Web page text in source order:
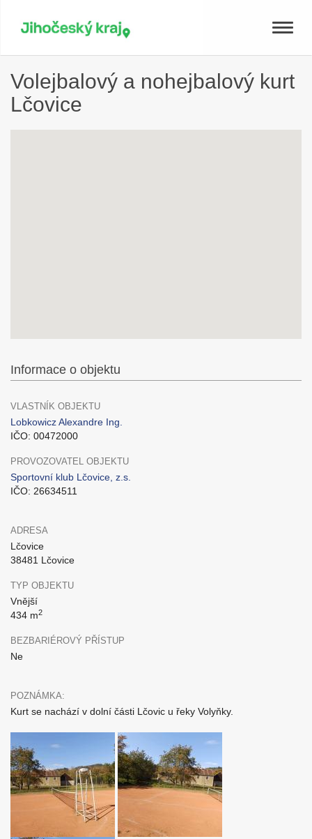
Toggle
Volejbalový a nohejbalový kurt
Lčovice
Informace o objektu
VLASTNÍK OBJEKTU
Lobkowicz Alexandre Ing.
IČO: 00472000
PROVOZOVATEL OBJEKTU
Sportovní klub Lčovice, z.s.
IČO: 26634511
ADRESA
Lčovice
38481 Lčovice
TYP OBJEKTU
Vnější
434 m2
BEZBARIÉROVÝ PŘÍSTUP
Ne
POZNÁMKA:
Kurt se nachází v dolní části Lčovic u řeky Volyňky.